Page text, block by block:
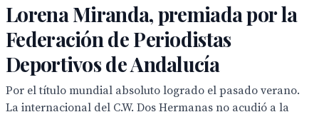
Lorena Miranda, premiada por la
Federación de Periodistas
Deportivos de Andalucía
Por el título mundial absoluto logrado el pasado verano.
La internacional del C.W. Dos Hermanas no acudió a la